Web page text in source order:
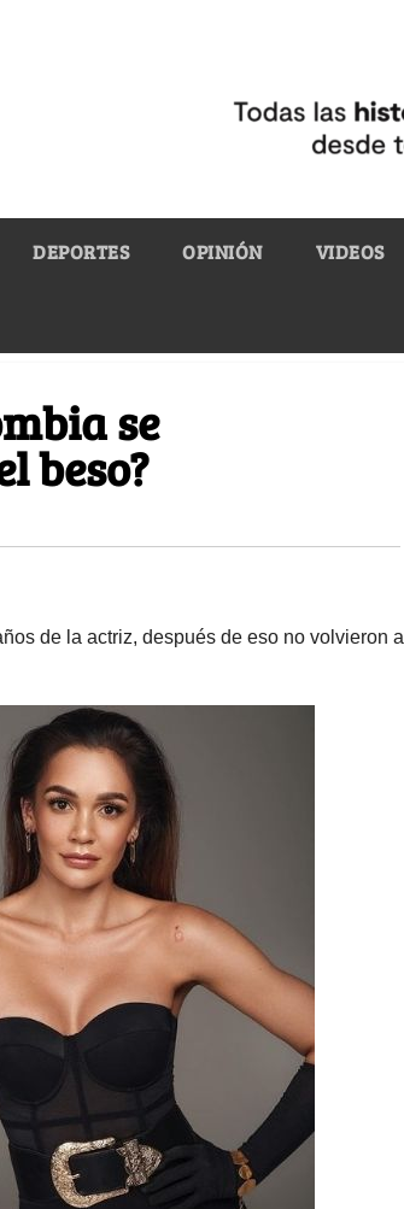
DEPORTES OPINIÓN VIDEOS
se
beso?
de la actriz, después de eso no volvieron a